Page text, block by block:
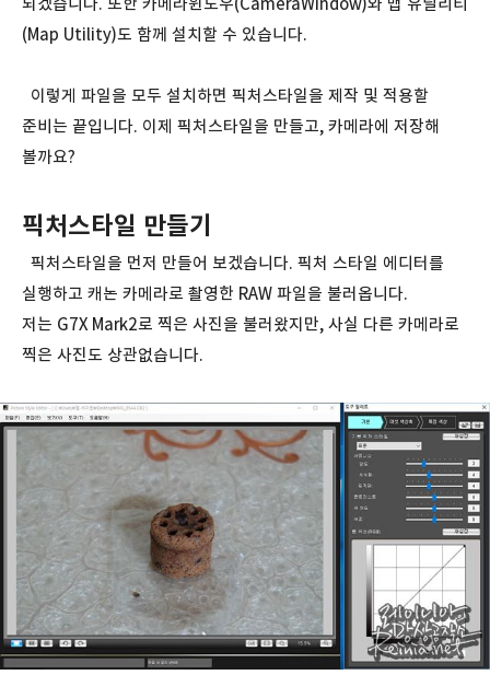
(Map Utility)도 함께 설치할 수 있습니다.
이렇게 파일을 모두 설치하면 픽처스타일을 제작 및 적용할
준비는 끝입니다. 이제 픽처스타일을 만들고, 카메라에 저장해
볼까요?
픽처스타일 만들기
픽처스타일을 먼저 만들어 보겠습니다. 픽처 스타일 에디터를
실행하고 캐논 카메라로 촬영한 RAW 파일을 불러옵니다.
저는 G7X Mark2로 찍은 사진을 불러왔지만, 사실 다른 카메라로
찍은 사진도 상관없습니다.